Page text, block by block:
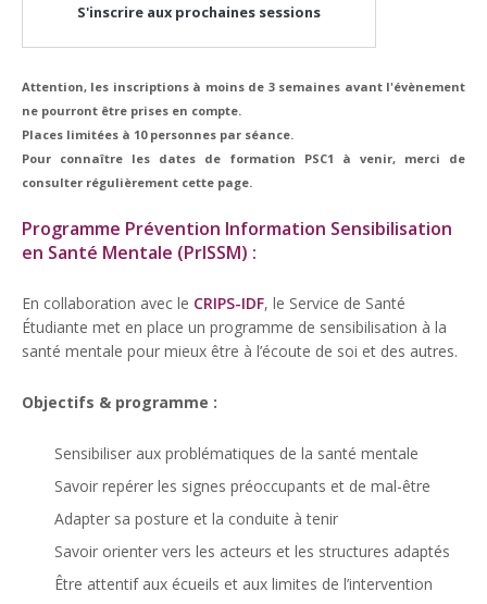
S'inscrire aux prochaines sessions
Attention, les inscriptions à moins de 3 semaines avant l'évènement
ne pourront être prises en compte.
Places limitées à 10 personnes par séance.
Pour connaître les dates de formation PSC1 à venir, merci de
consulter régulièrement cette page.
Programme Prévention Information Sensibilisation
en Santé Mentale (PrISSM) :
En collaboration avec le CRIPS-IDF, le Service de Santé
Étudiante met en place un programme de sensibilisation à la
santé mentale pour mieux être à l’écoute de soi et des autres.
Objectifs & programme :
Sensibiliser aux problématiques de la santé mentale
Savoir repérer les signes préoccupants et de mal-être
Adapter sa posture et la conduite à tenir
Savoir orienter vers les acteurs et les structures adaptés
Être attentif aux écueils et aux limites de l’intervention